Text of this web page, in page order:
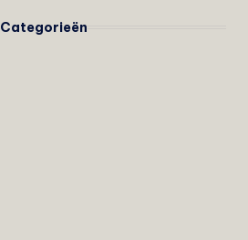
Categorieën